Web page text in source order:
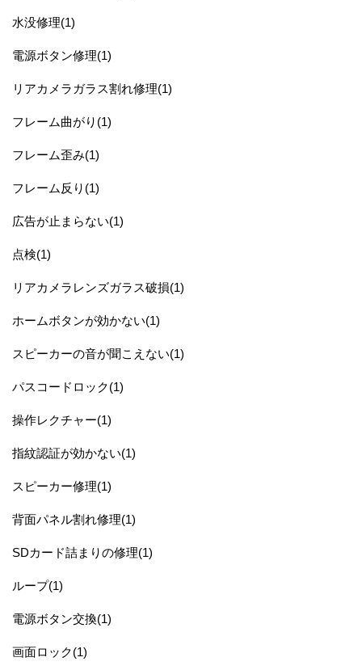
水没修理(1)
電源ボタン修理(1)
リアカメラガラス割れ修理(1)
フレーム曲がり(1)
フレーム歪み(1)
フレーム反り(1)
広告が止まらない(1)
点検(1)
リアカメラレンズガラス破損(1)
ホームボタンが効かない(1)
スピーカーの音が聞こえない(1)
パスコードロック(1)
操作レクチャー(1)
指紋認証が効かない(1)
スピーカー修理(1)
背面パネル割れ修理(1)
SDカード詰まりの修理(1)
ループ(1)
電源ボタン交換(1)
画面ロック(1)